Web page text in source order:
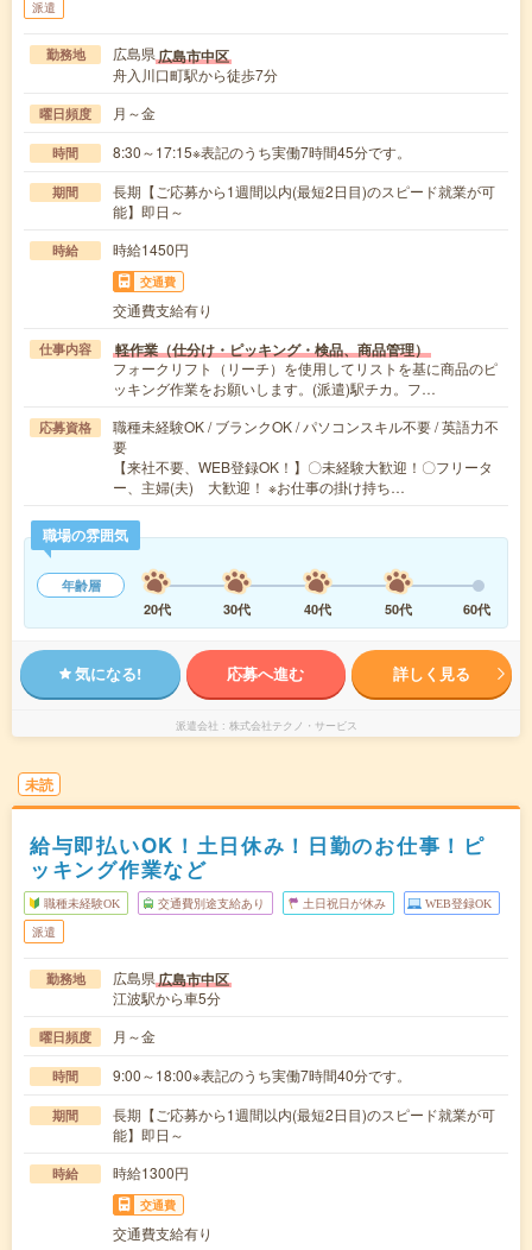
派遣
勤務地 広島県広島市中区
舟入川口町駅から徒歩7分
曜日頻度 月～金
時間 8:30～17:15※表記のうち実働7時間45分です。
期間
長期【ご応募から1週間以内(最短2日目)のスピード就業が可
能】即日～
時給 時給1450円
交通費
交通費支給有り
仕事内容 軽作業（仕分け・ピッキング・検品、商品管理）
フォークリフト（リーチ）を使用してリストを基に商品のピ
ッキング作業をお願いします。(派遣)駅チカ。フ…
応募資格
職種未経験OK / ブランクOK / パソコンスキル不要 / 英語力不
要
【来社不要、WEB登録OK！】〇未経験大歓迎！〇フリータ
ー、主婦(夫) 大歓迎！ ※お仕事の掛け持ち…
職場の雰囲気
年齢層
20代
30代 40代 50代 60代
気になる! 応募へ進む 詳しく見る
派遣会社 株式会社テクノ・サービス
未読
給与即払いOK！土日休み！日勤のお仕事！ピ
ッキング作業など
職種未経験OK 交通費別途支給あり 土日祝日が休み WEB登録OK
派遣
勤務地 広島県広島市中区
江波駅から車5分
曜日頻度 月～金
時間 9:00～18:00※表記のうち実働7時間40分です。
期間
長期【ご応募から1週間以内(最短2日目)のスピード就業が可
能】即日～
時給 時給1300円
交通費
交通費支給有り